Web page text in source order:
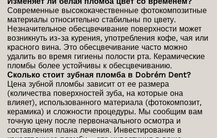
Современные высококачественные фотокомпозитные
материалы относительно стабильны по цвету.
Незначительное обесцвечивание поверхности может
возникнуть из-за курения, употребления кофе, чая или
красного вина. Это обесцвечивание часто можно
удалить во время гигиены полости рта. Керамические
пломбы более устойчивы к обесцвечиванию.
Сколько стоит зубная пломба в Dobrém Dent?
Цена зубной пломбы зависит от ее размера
(количества поверхностей зуба, на которые она
влияет), использованного материала (фотокомпозит,
керамика) и сложности процедуры. Мы сообщим вам
точную цену после первоначального осмотра и
составления плана лечения. Инвестирование в